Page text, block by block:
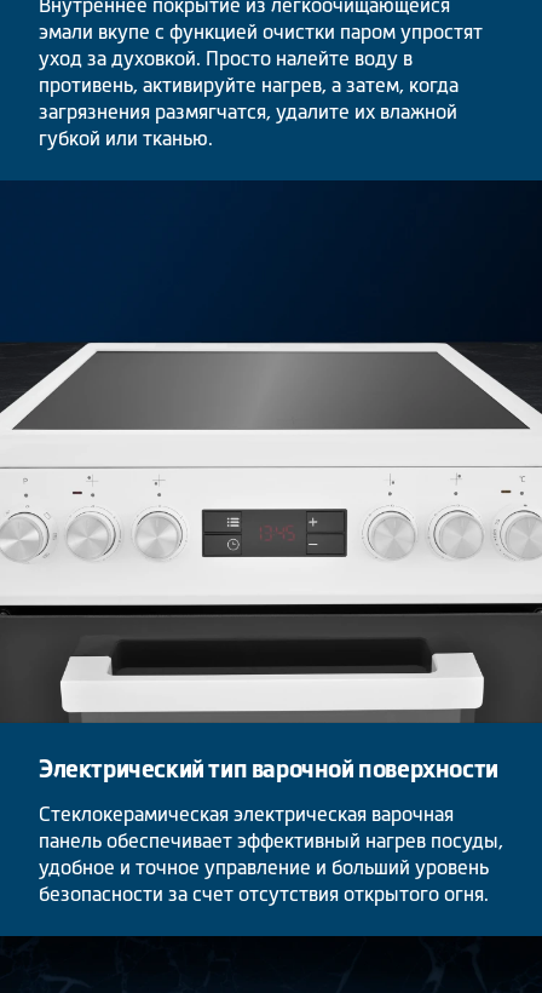
Внутреннее покрытие из легкоочищающейся
эмали вкупе с функцией очистки паром упростят
уход за духовкой. Просто налейте воду в
противень, активируйте нагрев, а затем, когда
загрязнения размягчатся, удалите их влажной
губкой или тканью.
Электрический тип варочной поверхности
Стеклокерамическая электрическая варочная
панель обеспечивает эффективный нагрев посуды,
удобное и точное управление и больший уровень
безопасности за счет отсутствия открытого огня.